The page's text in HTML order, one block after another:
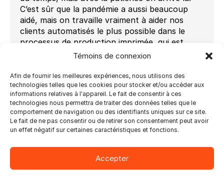
Témoins de connexion
Afin de fournir les meilleures expériences, nous utilisons des
technologies telles que les cookies pour stocker et/ou accéder aux
informations relatives à l'appareil. Le fait de consentir à ces
technologies nous permettra de traiter des données telles que le
comportement de navigation ou des identifiants uniques sur ce site.
Le fait de ne pas consentir ou de retirer son consentement peut avoir
un effet négatif sur certaines caractéristiques et fonctions.
Accepter
C’est sûr que la pandémie a aussi beaucoup
aidé, mais on travaille vraiment à aider nos
clients automatisés le plus possible dans le
processus de production imprimée, qui est
essentiel aujourd’hui. La majorité des
en ligne et puis il ne faut pas pouvoir il ne faut
pas toucher à ces produits au fichier ou au
produit tout au long du production le plus
possible. La pandémie a aussi accentué ça
encore plus.
Donc les solutions qu’on offre à nos clients
avant c’était comme un ‘nice to have’, puis la
pandémie a fait en sorte que c’était essentiel.
Donc des fois, dans le changement, c’est une